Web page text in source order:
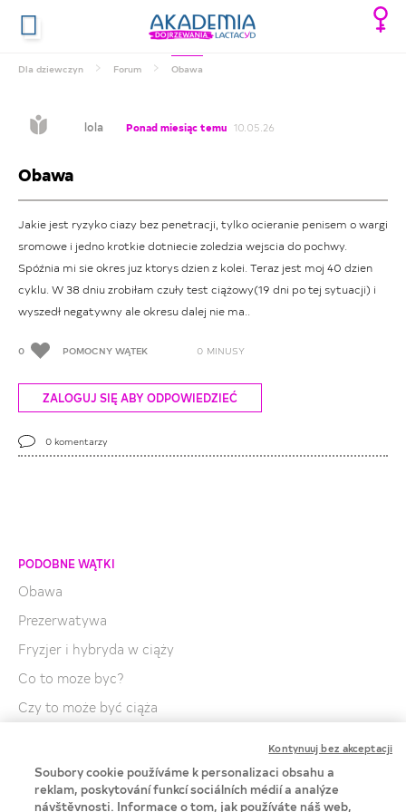
Dla dziewczyn Forum Obawa
lola Ponad miesiąc temu 10.05.26
Obawa
Jakie jest ryzyko ciazy bez penetracji, tylko ocieranie penisem o wargi
sromowe i jedno krotkie dotniecie zoledzia wejscia do pochwy.
Spóźnia mi sie okres juz ktorys dzien z kolei. Teraz jest moj 40 dzien
cyklu. W 38 dniu zrobiłam czuły test ciążowy(19 dni po tej sytuacji) i
wyszedł negatywny ale okresu dalej nie ma..
0 POMOCNY WĄTEK 0 MINUSY
ZALOGUJ SIĘ ABY ODPOWIEDZIEĆ
0 komentarzy
PODOBNE WĄTKI
Obawa
Prezerwatywa
Fryzjer i hybryda w ciąży
Co to moze byc?
Czy to może być ciąża
Czy jest ryzyko ciąży?
Prejakulat
Soubory cookie používáme k personalizaci obsahu a
reklam, poskytování funkcí sociálních médií a analýze
návštěvnosti. Informace o tom, jak používáte náš web,
Kontynuuj bez akceptacji